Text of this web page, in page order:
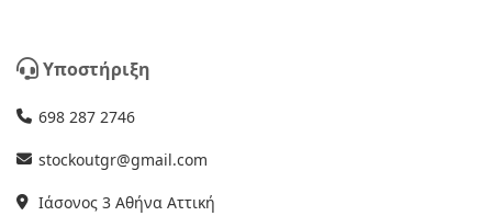
Υποστήριξη
698 287 2746
stockoutgr@gmail.com
Ιάσονος 3 Αθήνα Αττική